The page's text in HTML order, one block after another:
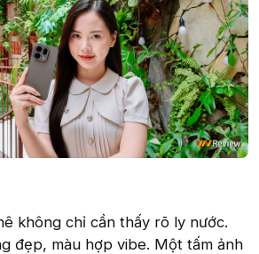
không chỉ cần thấy rõ ly nước.
đẹp, màu hợp vibe. Một tấm ảnh